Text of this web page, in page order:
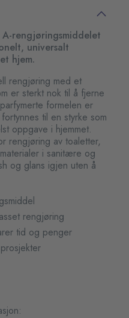
rengjøringsmiddelet
universalt
hjem.
rengjøring med et
er sterkt nok til å fjerne
formelen er
til en styrke som
oppgave i hjemmet.
rengjøring av toaletter,
i sanitære og
og glans igjen uten å
rengjøring
tid og penger